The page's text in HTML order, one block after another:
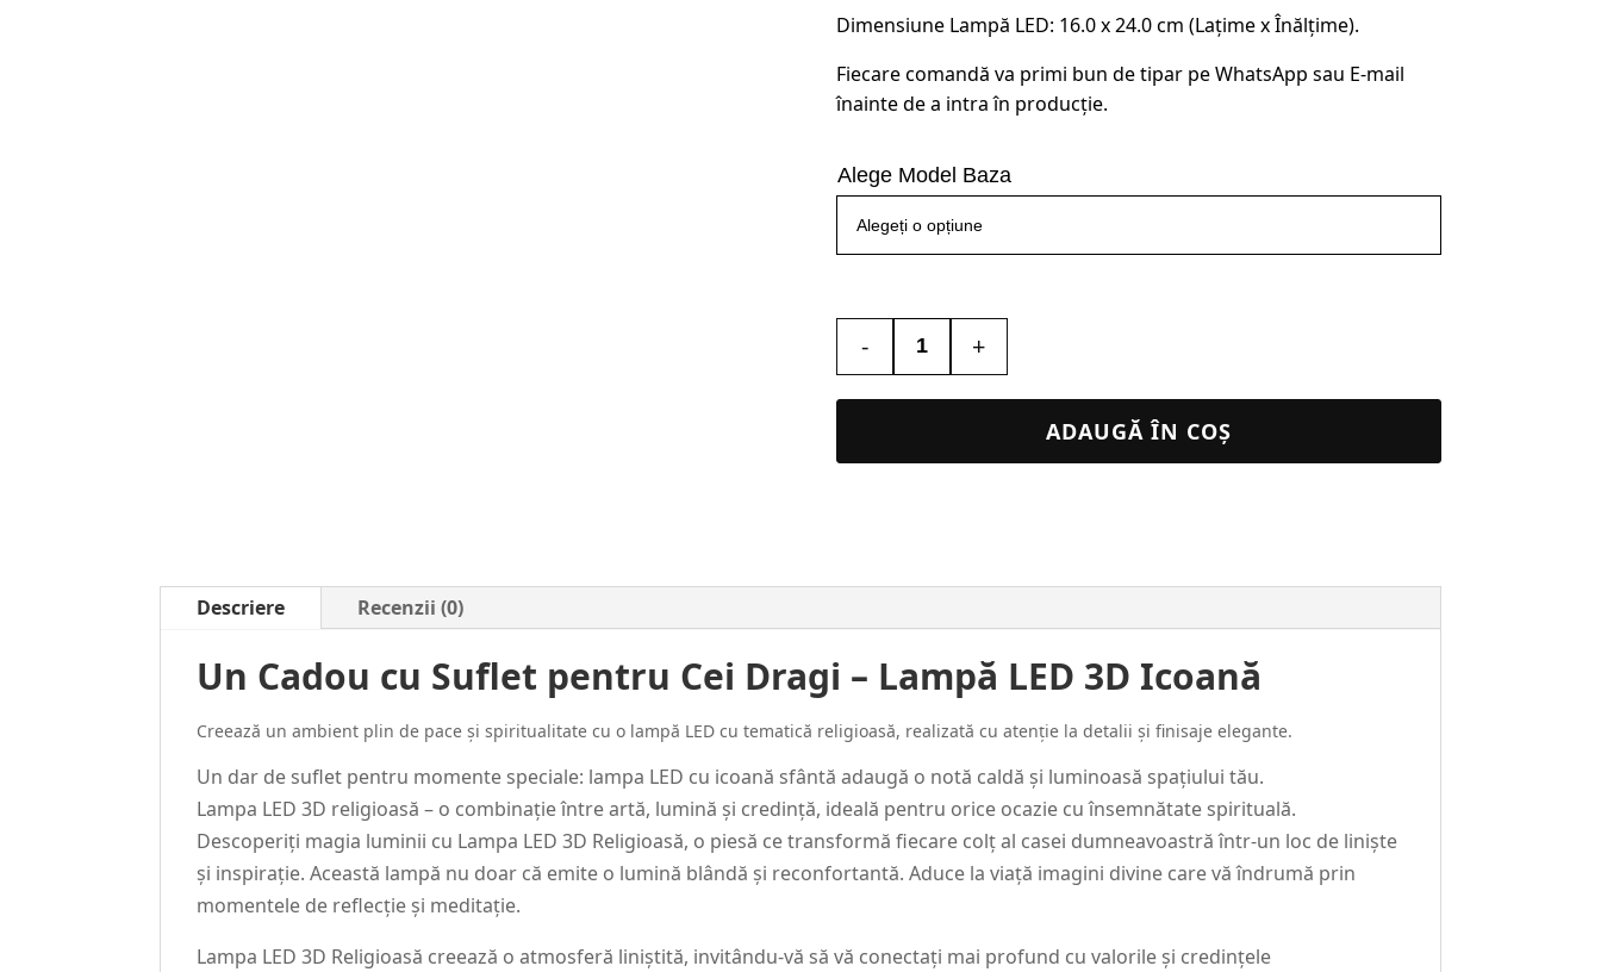
Dimensiune Lampă LED: 16.0 x 24.0 cm (Lațime x Înălțime).
Fiecare comandă va primi bun de tipar pe WhatsApp sau E-mail
înainte de a intra în producție.
Alege Model Baza
-
Lampa
3D
+
ADAUGĂ ÎN COȘ
Descriere Recenzii (0)
Un Cadou cu Suflet pentru Cei Dragi – Lampă LED 3D Icoană
Creează un ambient plin de pace și spiritualitate cu o lampă LED cu tematică religioasă, realizată cu atenție la detalii și finisaje elegante.
Un dar de suflet pentru momente speciale: lampa LED cu icoană sfântă adaugă o notă caldă și luminoasă spațiului tău.
Lampa LED 3D religioasă – o combinație între artă, lumină și credință, ideală pentru orice ocazie cu însemnătate spirituală.
Descoperiți magia luminii cu Lampa LED 3D Religioasă, o piesă ce transformă fiecare colț al casei dumneavoastră într-un loc de liniște
și inspirație. Această lampă nu doar că emite o lumină blândă și reconfortantă. Aduce la viață imagini divine care vă îndrumă prin
momentele de reflecție și meditație.
Lampa LED 3D Religioasă creează o atmosferă liniștită, invitându-vă să vă conectați mai profund cu valorile și credințele